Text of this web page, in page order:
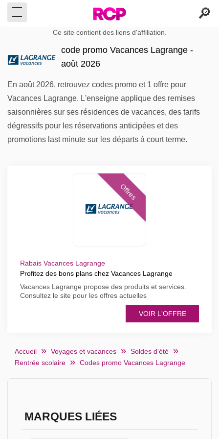
Ce site contient des liens d'affiliation.
code promo Vacances Lagrange -
août 2026
En août 2026, retrouvez codes promo et 1 offre pour
Vacances Lagrange. L'enseigne applique des remises
saisonnières sur ses résidences de vacances, des tarifs
dégressifs pour les réservations anticipées et des
promotions last minute sur les départs à court terme.
Offres
Rabais Vacances Lagrange
Profitez des bons plans chez Vacances Lagrange
Vacances Lagrange propose des produits et services.
Consultez le site pour les offres actuelles
VOIR L'OFFRE
Accueil Voyages et vacances
Soldes d'été
Rentrée scolaire
Codes promo Vacances Lagrange
MARQUES LIÉES